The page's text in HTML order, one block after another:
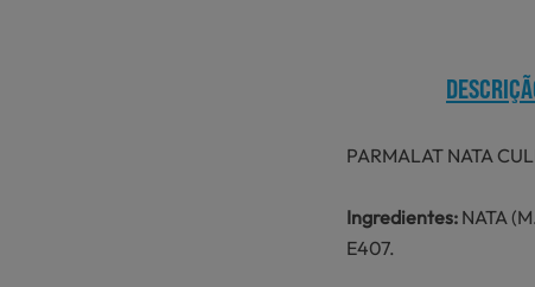
PARMALAT NATA
Ingredientes: NATA
E407.